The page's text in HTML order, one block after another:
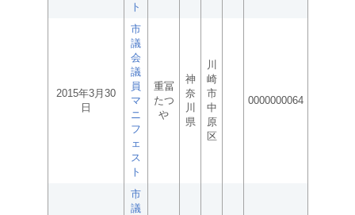
ト
2015年3月30
日
市
議
会
議
員
マ
ニ
フ
ェ
ス
ト
重冨
たつ
や
神
奈
川
県
川
崎
市
中
原
区
0000000064
市
議